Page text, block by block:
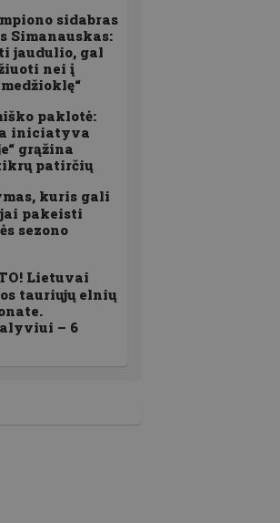
sidabras
Simanauskas:
jaudulio, gal
nei į
paklotė:
iniciatyva
grąžina
patirčių
kuris gali
pakeisti
sezono
Lietuvai
tauriųjų elnių
– 6